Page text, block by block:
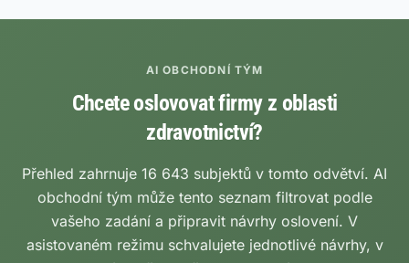
AI OBCHODNÍ TÝM
Chcete oslovovat firmy z oblasti
zdravotnictví?
Přehled zahrnuje 16 643 subjektů v tomto odvětví. AI
obchodní tým může tento seznam filtrovat podle
vašeho zadání a připravit návrhy oslovení. V
asistovaném režimu schvalujete jednotlivé návrhy, v